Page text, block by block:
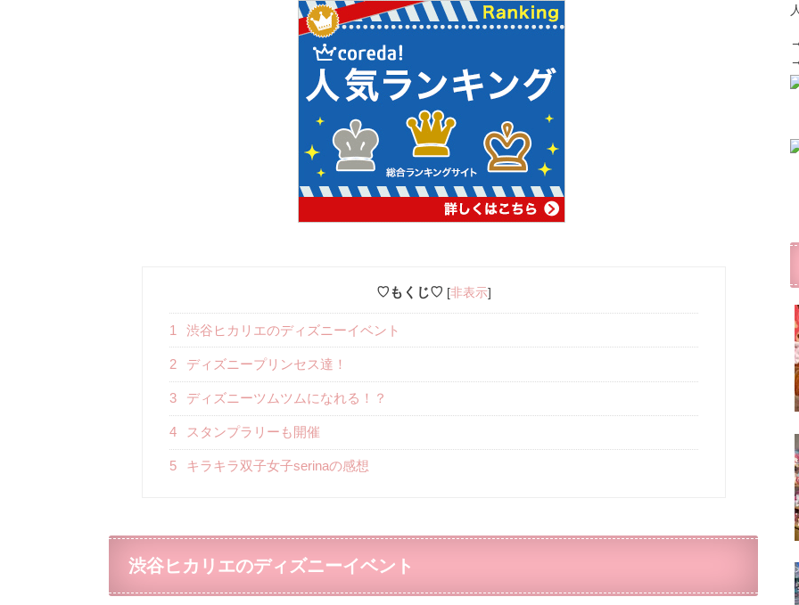
♡もくじ♡ [非表示]
1 渋谷ヒカリエのディズニーイベント
2 ディズニープリンセス達！
3 ディズニーツムツムになれる！？
4 スタンプラリーも開催
5 キラキラ双子女子serinaの感想
渋谷ヒカリエのディズニーイベント